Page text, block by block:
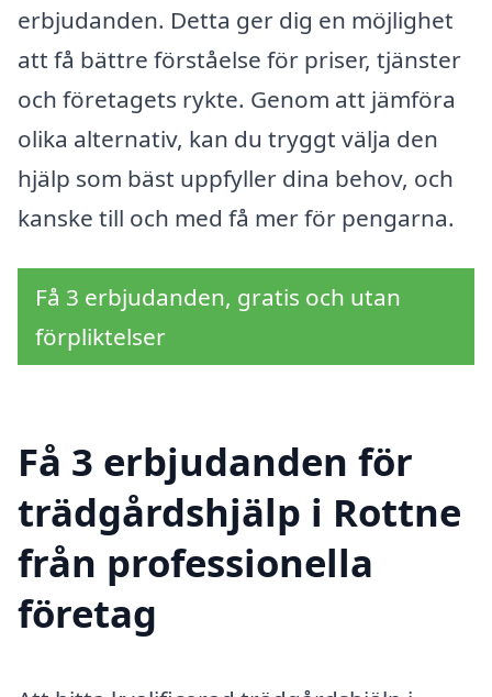
erbjudanden. Detta ger dig en möjlighet
att få bättre förståelse för priser, tjänster
och företagets rykte. Genom att jämföra
olika alternativ, kan du tryggt välja den
hjälp som bäst uppfyller dina behov, och
kanske till och med få mer för pengarna.
Få 3 erbjudanden, gratis och utan
förpliktelser
Få 3 erbjudanden för
trädgårdshjälp i Rottne
från professionella
företag